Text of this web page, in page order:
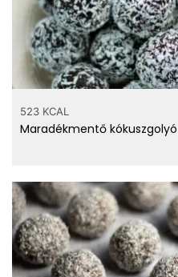
523 KCAL
Maradékmentő kókuszgolyó